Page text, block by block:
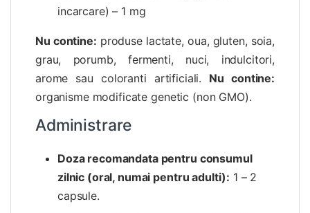
incarcare) – 1 mg
Nu contine: produse lactate, oua, gluten, soia,
grau, porumb, fermenti, nuci, indulcitori,
arome sau coloranti artificiali. Nu contine:
organisme modificate genetic (non GMO).
Administrare
Doza recomandata pentru consumul
zilnic (oral, numai pentru adulti): 1 – 2
capsule.